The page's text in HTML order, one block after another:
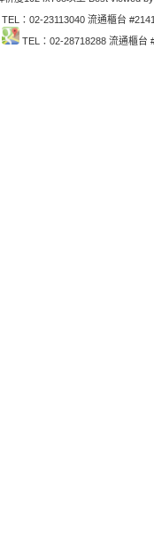
TEL：02-23113040 流通櫃台
TEL：02-28718288 流通櫃台